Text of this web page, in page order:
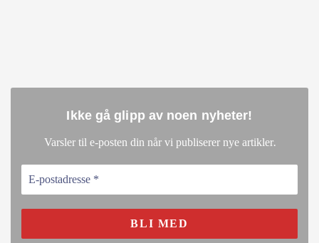
Ikke gå glipp av noen nyheter!
Varsler til e-posten din når vi publiserer nye artikler.